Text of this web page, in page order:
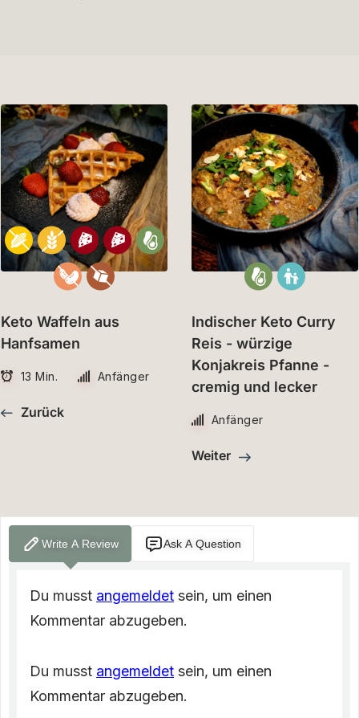
Keto Waffeln aus
Hanfsamen
13 Min. Anfänger
Zurück
Indischer Keto Curry
Reis - würzige
Konjakreis Pfanne -
cremig und lecker
Anfänger
Weiter
Write A Review Ask A Question
Du musst angemeldet sein, um einen
Kommentar abzugeben.
Du musst angemeldet sein, um einen
Kommentar abzugeben.